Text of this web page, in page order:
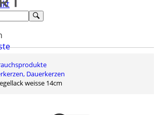
Dauerkerzen
weisse 14cm